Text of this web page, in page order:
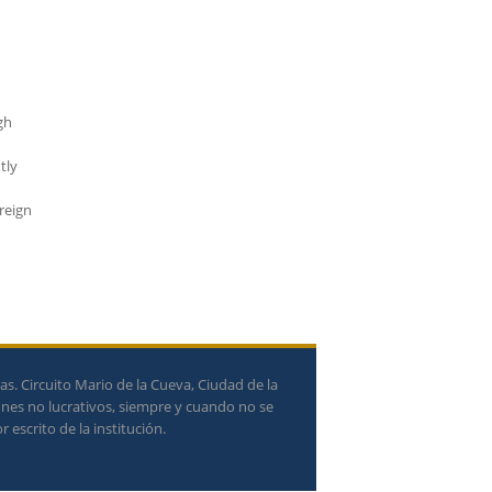
Circuito Mario de la Cueva, Ciudad de la
no lucrativos, siempre y cuando no se
escrito de la institución.